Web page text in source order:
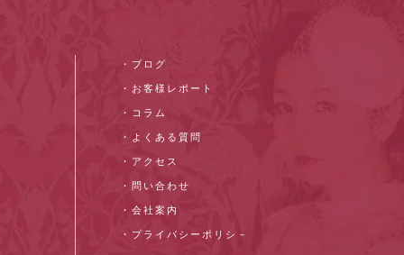
・ブログ
・お客様レポート
・コラム
・よくある質問
・アクセス
・問い合わせ
・会社案内
・プライバシーポリシ－